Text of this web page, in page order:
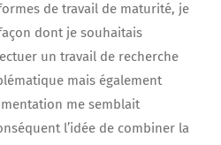
de travail de maturité, je
dont je souhaitais
un travail de recherche
mais également
me semblait
l’idée de combiner la